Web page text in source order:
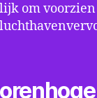
om